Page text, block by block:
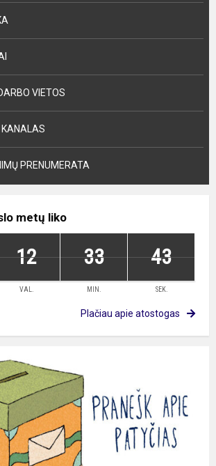
VIETOS
PRENUMERATA
metų liko
12 33 43
VAL. MIN. SEK.
Plačiau apie atostogas